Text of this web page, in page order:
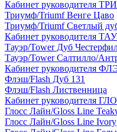
Кабинет руководителя
Триумф/Triumf Венге Цаво
Триумф/Triumf Светлый
Кабинет руководителя
Тауэр/Tower Дуб
Тауэр/Tower Салтилло/
Кабинет руководителя
Флэш/Flash Дуб 131
Флэш/Flash Лиственница
Кабинет руководителя
Глосс Лайн/Gloss Line
Глосс Лайн/Gloss Line Ivory